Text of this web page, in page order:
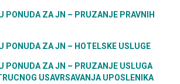
PONUDA ZA JN – PRUZANJE PRAVNIH
PONUDA ZA JN – HOTELSKE USLUGE
PONUDA ZA JN – PRUZANJE USLUGA
USAVRSAVANJA UPOSLENIKA